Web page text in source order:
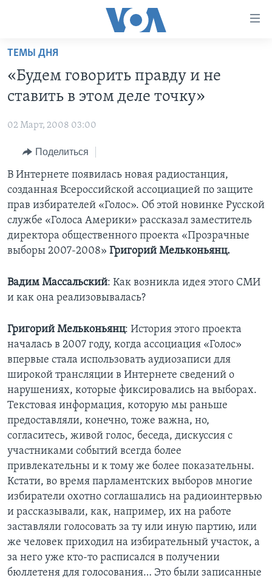
Перейти
основной
контент
навигации
Перейти
поиск
ПРОГРАММЫ
НОВОСТИ ЗА МИНУТУ
ИТОГИ
ПОЧЕМУ ЭТО ВАЖНО?
ДИСКУССИЯ VOA
ДЕТАЛИ
НЬЮ-ЙОРК NEW YORK
УЧИМ АНГЛИЙСКИЙ
НАША АМЕРИКАНСКАЯ ИСТОРИЯ
А КАК В АМЕРИКЕ?
АРТЕФАКТЫ
АМЕРИКАНСКИЕ ГОРОДКИ
ТЕСТЫ
ЭКСПЕРТИЗА
ИНТЕРВЬЮ
ФАКТЫ ПРОТИВ ФЕЙКОВ
ЗА СВОБОДУ ПРЕССЫ
УЧИМ АНГЛИЙСКИЙ
ВИДЕО
Learning English
СОЦИАЛЬНЫЕ СЕТИ
Языки
ТЕМЫ ДНЯ
«Будем говорить правду и не
ставить в этом деле точку»
02 Март, 2008 03:00
Поделиться
В Интернете появилась новая радиостанция,
созданная Всероссийской ассоциацией по защите
прав избирателей «Голос». Об этой новинке Русской
службе «Голоса Америки» рассказал заместитель
директора общественного проекта «Прозрачные
выборы 2007-2008» Григорий Мельконьянц.
Вадим Массальский: Как возникла идея этого СМИ
и как она реализовывалась?
Григорий Мельконьянц: История этого проекта
началась в 2007 году, когда ассоциация «Голос»
впервые стала использовать аудиозаписи для
широкой трансляции в Интернете сведений о
нарушениях, которые фиксировались на выборах.
Текстовая информация, которую мы раньше
предоставляли, конечно, тоже важна, но,
согласитесь, живой голос, беседа, дискуссия с
участниками событий всегда более
привлекательны и к тому же более показательны.
Кстати, во время парламентских выборов многие
избиратели охотно соглашались на радиоинтервью
и рассказывали, как, например, их на работе
заставляли голосовать за ту или иную партию, или
же человек приходил на избирательный участок, а
за него уже кто-то расписался в получении
бюллетеня для голосования… Это были записанные